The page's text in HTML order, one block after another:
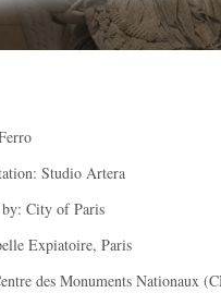
Studio Artera
City of Paris
Expiatoire, Paris
des Monuments Nationaux